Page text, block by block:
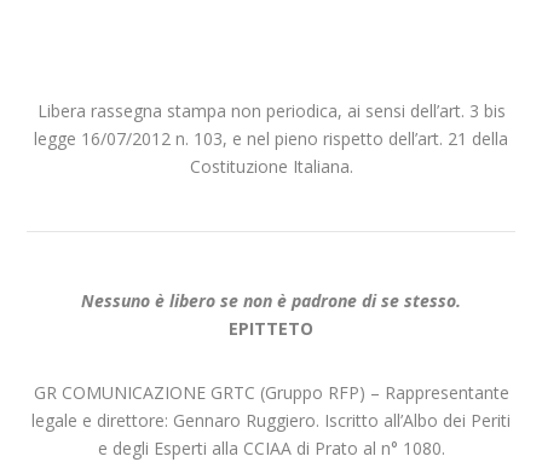
Libera rassegna stampa non periodica, ai sensi dell’art. 3 bis
legge 16/07/2012 n. 103, e nel pieno rispetto dell’art. 21 della
Costituzione Italiana.
Nessuno è libero se non è padrone di se stesso.
EPITTETO
GR COMUNICAZIONE GRTC (Gruppo RFP) – Rappresentante
legale e direttore: Gennaro Ruggiero. Iscritto all’Albo dei Periti
e degli Esperti alla CCIAA di Prato al n° 1080.